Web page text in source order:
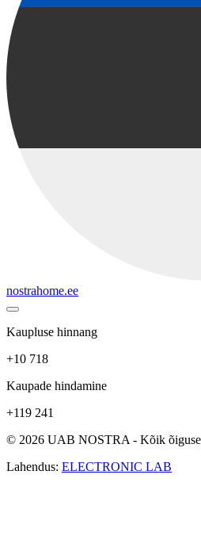
nostrahome.ee
Kaupluse hinnang
+10 718
Kaupade hindamine
+119 241
© 2026 UAB NOSTRA - Kõik
Lahendus: ELECTRONIC LAB